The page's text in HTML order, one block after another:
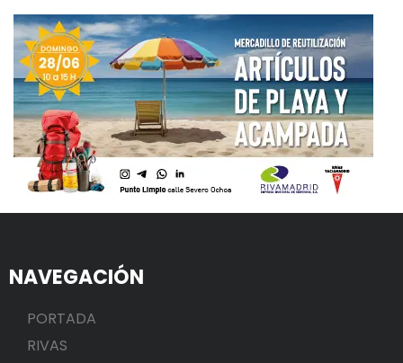
NAVEGACIÓN
PORTADA
RIVAS